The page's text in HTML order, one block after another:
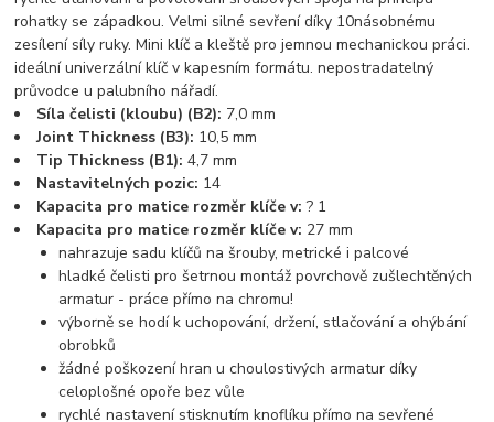
rohatky se západkou. Velmi silné sevření díky 10násobnému
zesílení síly ruky. Mini klíč a kleště pro jemnou mechanickou práci.
ideální univerzální klíč v kapesním formátu. nepostradatelný
průvodce u palubního nářadí.
Síla čelisti (kloubu) (B2): 7,0 mm
Joint Thickness (B3): 10,5 mm
Tip Thickness (B1):4,7 mm
Nastavitelných pozic: 14
Kapacita pro matice rozměr klíče v:? 1
Kapacita pro matice rozměr klíče v: 27 mm
nahrazuje sadu klíčů na šrouby, metrické i palcové
hladké čelisti pro šetrnou montáž povrchově zušlechtěných
armatur - práce přímo na chromu!
výborně se hodí k uchopování, držení, stlačování a ohýbání
obrobků
žádné poškození hran u choulostivých armatur díky
celoplošné opoře bez vůle
rychlé nastavení stisknutím knoflíku přímo na sevřené